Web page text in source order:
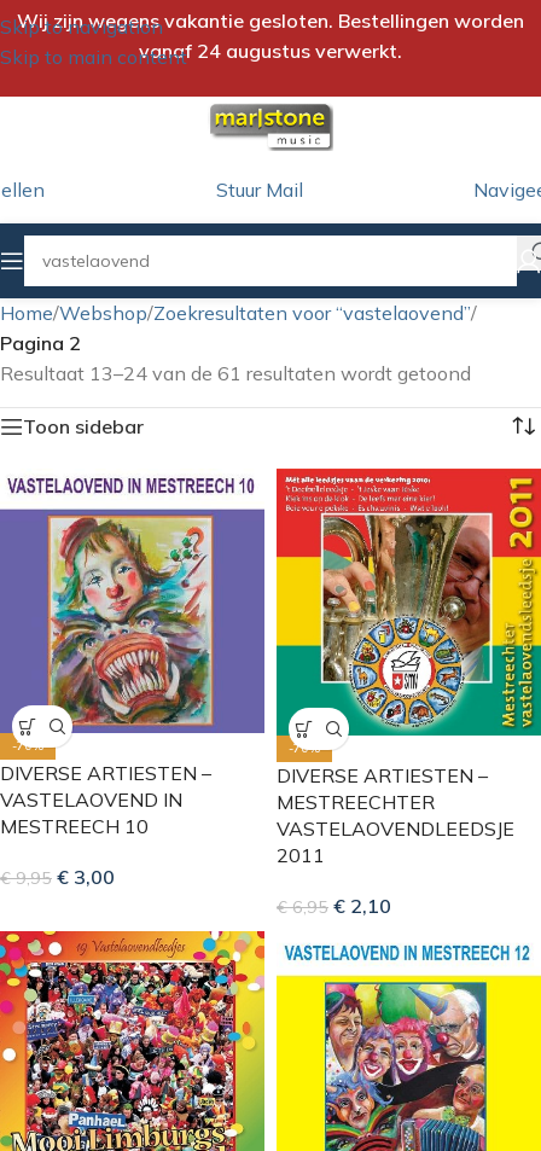
Skip to navigation
Skip to main content
Wij zijn wegens vakantie gesloten. Bestellingen worden
vanaf 24 augustus verwerkt.
Stuur Mail
Home/Webshop/Zoekresultaten voor “vastelaovend”/
Pagina 2
Resultaat 13–24 van de 61 resultaten wordt getoond
Toon sidebar
-70%
DIVERSE ARTIESTEN –
VASTELAOVEND IN
MESTREECH 10
€9,95 € 3,00
-70%
DIVERSE ARTIESTEN –
MESTREECHTER
VASTELAOVENDLEEDSJE
2011
€6,95 € 2,10